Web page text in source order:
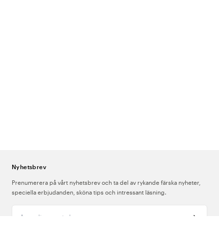
Nyhetsbrev
Prenumerera på vårt nyhetsbrev och ta del av rykande färska nyheter,
speciella erbjudanden, sköna tips och intressant läsning.